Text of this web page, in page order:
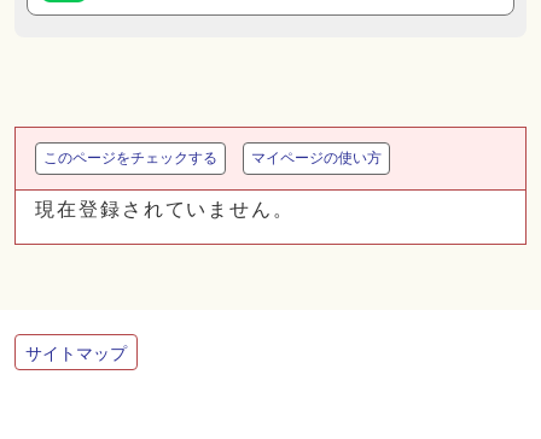
このページをチェックする マイページの使い方
現在登録されていません。
サイトマップ